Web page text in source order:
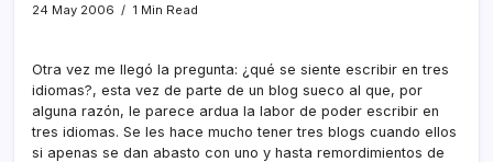
24 May 2006
1 Min Read
Otra vez me llegó la pregunta: ¿qué se siente escribir en tres
idiomas?, esta vez de parte de un blog sueco al que, por
alguna razón, le parece ardua la labor de poder escribir en
tres idiomas. Se les hace mucho tener tres blogs cuando ellos
si apenas se dan abasto con uno y hasta remordimientos de